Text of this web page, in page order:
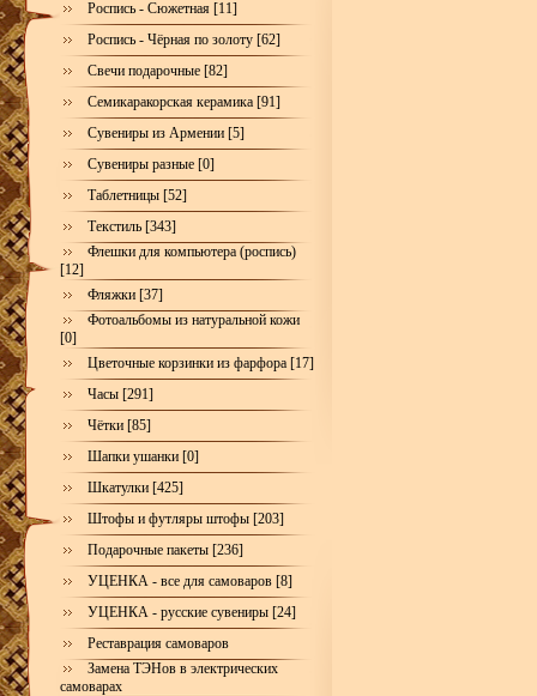
Роспись - Сюжетная [11]
Роспись - Чёрная по золоту [62]
Свечи подарочные [82]
Семикаракорская керамика [91]
Сувениры из Армении [5]
Сувениры разные [0]
Таблетницы [52]
Текстиль [343]
Флешки для компьютера (роспись)
[12]
Фляжки [37]
Фотоальбомы из натуральной кожи
[0]
Цветочные корзинки из фарфора [17]
Часы [291]
Чётки [85]
Шапки ушанки [0]
Шкатулки [425]
Штофы и футляры штофы [203]
Подарочные пакеты [236]
УЦЕНКА - все для самоваров [8]
УЦЕНКА - русские сувениры [24]
Реставрация самоваров
Замена ТЭНов в электрических
самоварах